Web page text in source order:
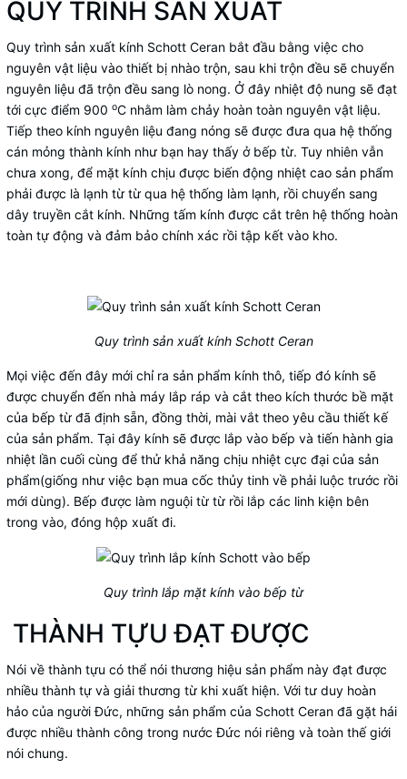
QUY TRÌNH SẢN XUẤT
Quy trình sản xuất kính Schott Ceran bắt đầu bằng việc cho
nguyên vật liệu vào thiết bị nhào trộn, sau khi trộn đều sẽ chuyển
nguyên liệu đã trộn đều sang lò nong. Ở đây nhiệt độ nung sẽ đạt
tới cực điểm 900 oC nhằm làm chảy hoàn toàn nguyên vật liệu.
Tiếp theo kính nguyên liệu đang nóng sẽ được đưa qua hệ thống
cán mỏng thành kính như bạn hay thấy ở bếp từ. Tuy nhiên vẫn
chưa xong, để mặt kính chịu được biến động nhiệt cao sản phẩm
phải được là lạnh từ từ qua hệ thống làm lạnh, rồi chuyển sang
dây truyền cắt kính. Những tấm kính được cắt trên hệ thống hoàn
toàn tự động và đảm bảo chính xác rồi tập kết vào kho.
Quy trình sản xuất kính Schott Ceran
Mọi việc đến đây mới chỉ ra sản phẩm kính thô, tiếp đó kính sẽ
được chuyển đến nhà máy lắp ráp và cắt theo kích thước bề mặt
của bếp từ đã định sẵn, đồng thời, mài vắt theo yêu cầu thiết kế
của sản phẩm. Tại đây kính sẽ được lắp vào bếp và tiến hành gia
nhiệt lần cuối cùng để thử khả năng chịu nhiệt cực đại của sản
phẩm(giống như việc bạn mua cốc thủy tinh về phải luộc trước rồi
mới dùng). Bếp được làm nguội từ từ rồi lắp các linh kiện bên
trong vào, đóng hộp xuất đi.
Quy trình lắp mặt kính vào bếp từ
THÀNH TỰU ĐẠT ĐƯỢC
Nói về thành tựu có thể nói thương hiệu sản phẩm này đạt được
nhiều thành tự và giải thương từ khi xuất hiện. Với tư duy hoàn
hảo của người Đức, những sản phẩm của Schott Ceran đã gặt hái
được nhiều thành công trong nước Đức nói riêng và toàn thế giới
nói chung.